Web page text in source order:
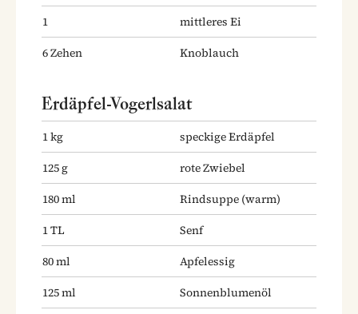
1
mittleres Ei
6Zehen Knoblauch
Erdäpfel-Vogerlsalat
1kg
speckige Erdäpfel
125g
rote Zwiebel
180ml Rindsuppe (warm)
1TL
Senf
80ml
Apfelessig
125ml
Sonnenblumenöl